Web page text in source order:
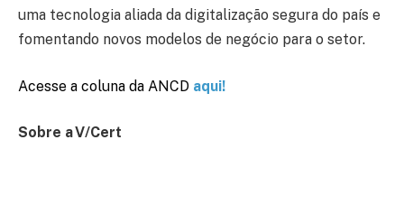
uma tecnologia aliada da digitalização segura do país e
fomentando novos modelos de negócio para o setor.
Acesse a coluna da ANCD aqui!
Sobre a V/Cert